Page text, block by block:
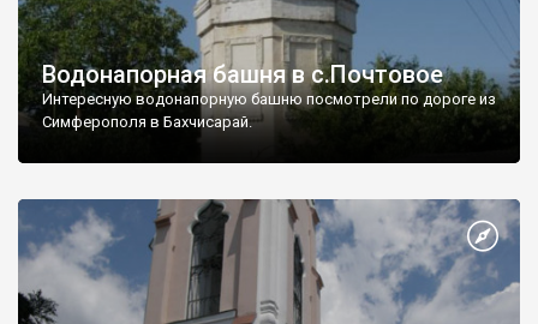
Водонапорная башня в с.Почтовое
Интересную водонапорную башню посмотрели по дороге из
Симферополя в Бахчисарай.